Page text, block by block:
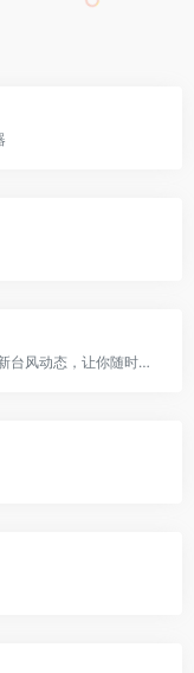
Ventusky查台风提供台风实时路径，最新台风动态，让你随时掌握天气变化